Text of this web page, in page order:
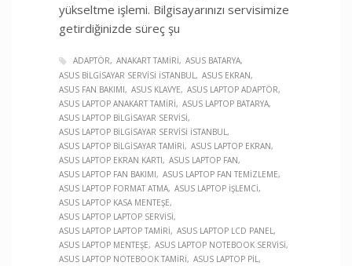
yükseltme işlemi. Bilgisayarınızı servisimize
getirdiğinizde süreç şu
ADAPTÖR ANAKART TAMIRI
ASUS BATARYA
ASUS BILGISAYAR SERVISI İSTANBUL ASUS EKRAN
ASUS FAN BAKIMI
ASUS KLAVYE
ASUS LAPTOP ADAPTÖR
ASUS LAPTOP ANAKART TAMIRI
ASUS LAPTOP BATARYA
ASUS LAPTOP BILGISAYAR SERVISI
ASUS LAPTOP BILGISAYAR SERVISI İSTANBUL
ASUS LAPTOP BILGISAYAR TAMIRI
ASUS LAPTOP EKRAN
ASUS LAPTOP EKRAN KARTI
ASUS LAPTOP FAN
ASUS LAPTOP FAN BAKIMI
ASUS LAPTOP FAN TEMIZLEME
ASUS LAPTOP FORMAT ATMA ASUS LAPTOP İŞLEMCI
ASUS LAPTOP KASA MENTEŞE
ASUS LAPTOP LAPTOP SERVISI
ASUS LAPTOP LAPTOP TAMIRI
ASUS LAPTOP LCD PANEL
ASUS LAPTOP MENTEŞE
ASUS LAPTOP NOTEBOOK SERVISI
ASUS LAPTOP NOTEBOOK TAMIRI
ASUS LAPTOP PIL